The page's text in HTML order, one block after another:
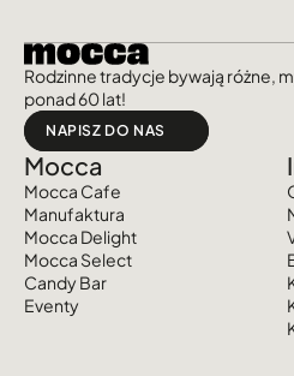
Rodzinne tradycje bywają różne,
ponad 60 lat!
NAPISZ DO NAS
Mocca
Mocca Cafe
Manufaktura
Mocca Delight
Mocca Select
Candy Bar
Eventy